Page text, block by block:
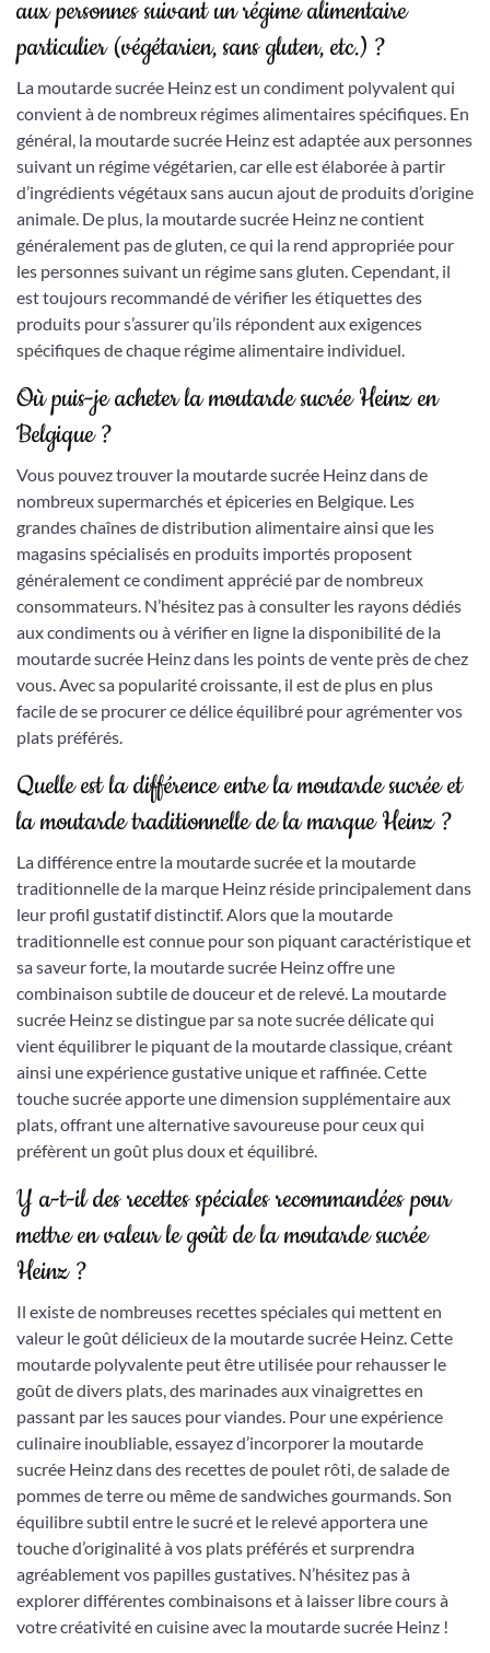
aux personnes suivant un régime alimentaire
particulier (végétarien, sans gluten, etc.) ?
La moutarde sucrée Heinz est un condiment polyvalent qui
convient à de nombreux régimes alimentaires spécifiques. En
général, la moutarde sucrée Heinz est adaptée aux personnes
suivant un régime végétarien, car elle est élaborée à partir
d’ingrédients végétaux sans aucun ajout de produits d’origine
animale. De plus, la moutarde sucrée Heinz ne contient
généralement pas de gluten, ce qui la rend appropriée pour
les personnes suivant un régime sans gluten. Cependant, il
est toujours recommandé de vérifier les étiquettes des
produits pour s’assurer qu’ils répondent aux exigences
spécifiques de chaque régime alimentaire individuel.
Où puis-je acheter la moutarde sucrée Heinz en
Belgique ?
Vous pouvez trouver la moutarde sucrée Heinz dans de
nombreux supermarchés et épiceries en Belgique. Les
grandes chaînes de distribution alimentaire ainsi que les
magasins spécialisés en produits importés proposent
généralement ce condiment apprécié par de nombreux
consommateurs. N’hésitez pas à consulter les rayons dédiés
aux condiments ou à vérifier en ligne la disponibilité de la
moutarde sucrée Heinz dans les points de vente près de chez
vous. Avec sa popularité croissante, il est de plus en plus
facile de se procurer ce délice équilibré pour agrémenter vos
plats préférés.
Quelle est la différence entre la moutarde sucrée et
la moutarde traditionnelle de la marque Heinz ?
La différence entre la moutarde sucrée et la moutarde
traditionnelle de la marque Heinz réside principalement dans
leur profil gustatif distinctif. Alors que la moutarde
traditionnelle est connue pour son piquant caractéristique et
sa saveur forte, la moutarde sucrée Heinz offre une
combinaison subtile de douceur et de relevé. La moutarde
sucrée Heinz se distingue par sa note sucrée délicate qui
vient équilibrer le piquant de la moutarde classique, créant
ainsi une expérience gustative unique et raffinée. Cette
touche sucrée apporte une dimension supplémentaire aux
plats, offrant une alternative savoureuse pour ceux qui
préfèrent un goût plus doux et équilibré.
Y a-t-il des recettes spéciales recommandées pour
mettre en valeur le goût de la moutarde sucrée
Heinz ?
Il existe de nombreuses recettes spéciales qui mettent en
valeur le goût délicieux de la moutarde sucrée Heinz. Cette
moutarde polyvalente peut être utilisée pour rehausser le
goût de divers plats, des marinades aux vinaigrettes en
passant par les sauces pour viandes. Pour une expérience
culinaire inoubliable, essayez d’incorporer la moutarde
sucrée Heinz dans des recettes de poulet rôti, de salade de
pommes de terre ou même de sandwiches gourmands. Son
équilibre subtil entre le sucré et le relevé apportera une
touche d’originalité à vos plats préférés et surprendra
agréablement vos papilles gustatives. N’hésitez pas à
explorer différentes combinaisons et à laisser libre cours à
votre créativité en cuisine avec la moutarde sucrée Heinz !